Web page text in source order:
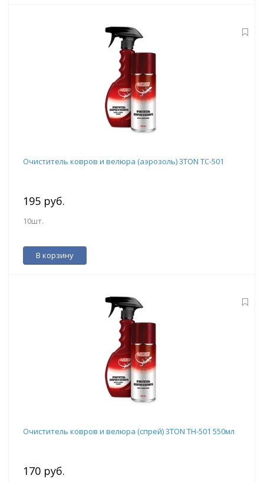
Очиститель ковров и велюра (аэрозоль) 3TON ТС-501
195 руб.
10шт.
В корзину
Очиститель ковров и велюра (спрей) 3TON ТН-501 550мл
170 руб.